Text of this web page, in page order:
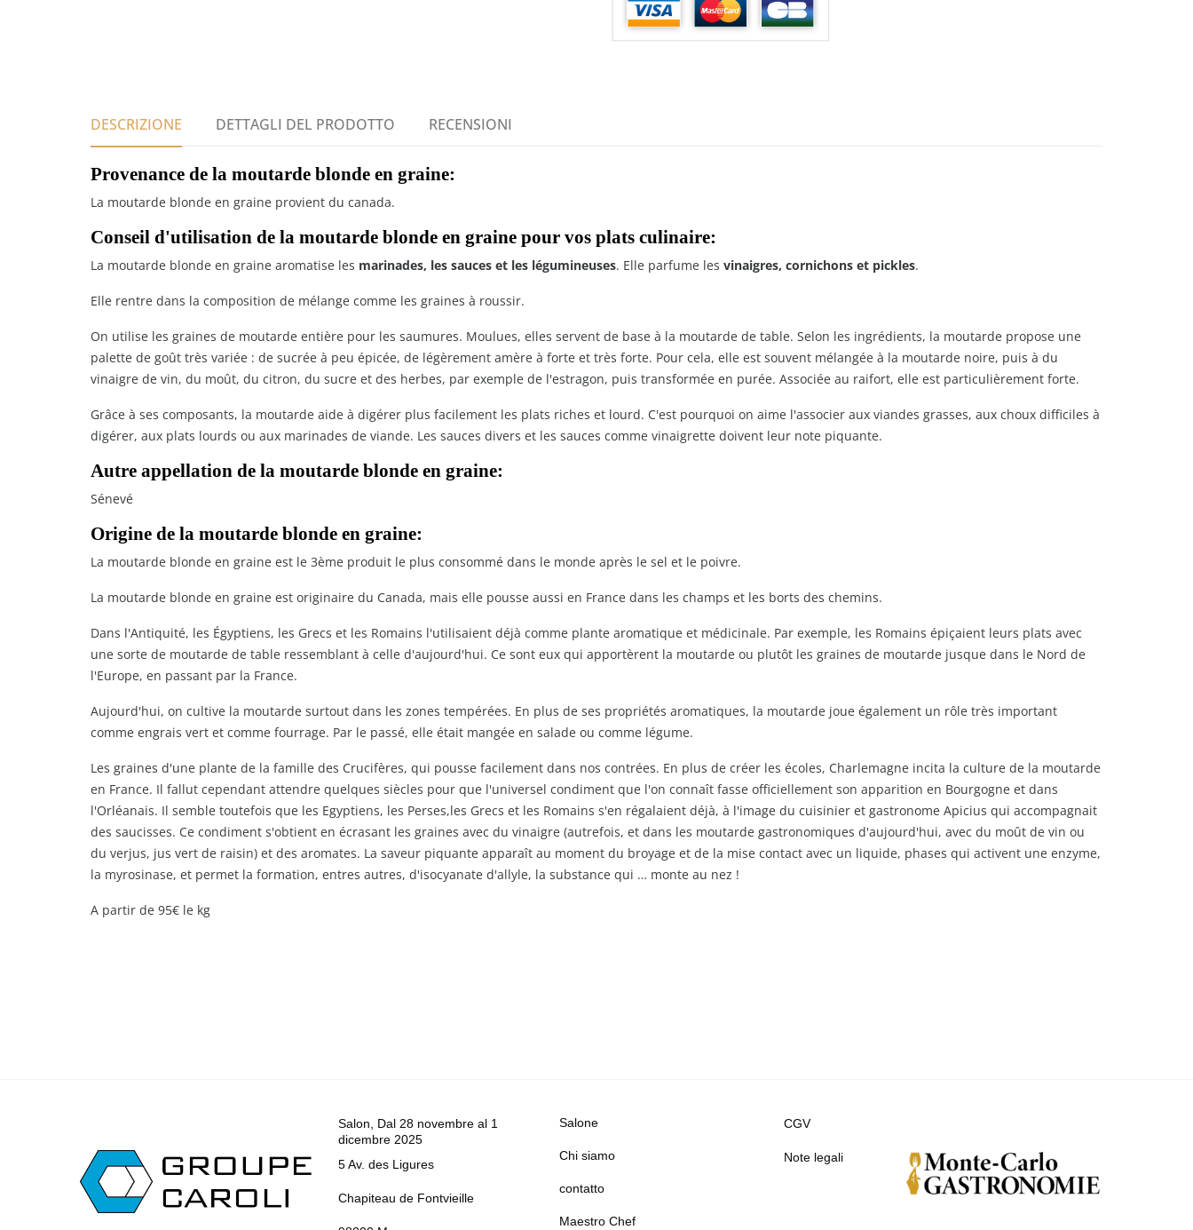
DESCRIZIONE DETTAGLI DEL PRODOTTO RECENSIONI
Provenance de la moutarde blonde en graine:
La moutarde blonde en graine provient du canada.
Conseil d'utilisation de la moutarde blonde en graine pour vos plats culinaire:
La moutarde blonde en graine aromatise les marinades, les sauces et les légumineuses. Elle parfume les vinaigres, cornichons et pickles.
Elle rentre dans la composition de mélange comme les graines à roussir.
On utilise les graines de moutarde entière pour les saumures. Moulues, elles servent de base à la moutarde de table. Selon les ingrédients, la moutarde propose une
palette de goût très variée : de sucrée à peu épicée, de légèrement amère à forte et très forte. Pour cela, elle est souvent mélangée à la moutarde noire, puis à du
vinaigre de vin, du moût, du citron, du sucre et des herbes, par exemple de l'estragon, puis transformée en purée. Associée au raifort, elle est particulièrement forte.
Grâce à ses composants, la moutarde aide à digérer plus facilement les plats riches et lourd. C'est pourquoi on aime l'associer aux viandes grasses, aux choux difficiles à
digérer, aux plats lourds ou aux marinades de viande. Les sauces divers et les sauces comme vinaigrette doivent leur note piquante.
Autre appellation de la moutarde blonde en graine:
Sénevé
Origine de la moutarde blonde en graine:
La moutarde blonde en graine est le 3ème produit le plus consommé dans le monde après le sel et le poivre.
La moutarde blonde en graine est originaire du Canada, mais elle pousse aussi en France dans les champs et les borts des chemins.
Dans l'Antiquité, les Égyptiens, les Grecs et les Romains l'utilisaient déjà comme plante aromatique et médicinale. Par exemple, les Romains épiçaient leurs plats avec
une sorte de moutarde de table ressemblant à celle d'aujourd'hui. Ce sont eux qui apportèrent la moutarde ou plutôt les graines de moutarde jusque dans le Nord de
l'Europe, en passant par la France.
Aujourd'hui, on cultive la moutarde surtout dans les zones tempérées. En plus de ses propriétés aromatiques, la moutarde joue également un rôle très important
comme engrais vert et comme fourrage. Par le passé, elle était mangée en salade ou comme légume.
Les graines d'une plante de la famille des Crucifères, qui pousse facilement dans nos contrées. En plus de créer les écoles, Charlemagne incita la culture de la moutarde
en France. Il fallut cependant attendre quelques siècles pour que l'universel condiment que l'on connaît fasse officiellement son apparition en Bourgogne et dans
l'Orléanais. Il semble toutefois que les Egyptiens, les Perses,les Grecs et les Romains s'en régalaient déjà, à l'image du cuisinier et gastronome Apicius qui accompagnait
des saucisses. Ce condiment s'obtient en écrasant les graines avec du vinaigre (autrefois, et dans les moutarde gastronomiques d'aujourd'hui, avec du moût de vin ou
du verjus, jus vert de raisin) et des aromates. La saveur piquante apparaît au moment du broyage et de la mise contact avec un liquide, phases qui activent une enzyme,
la myrosinase, et permet la formation, entres autres, d'isocyanate d'allyle, la substance qui … monte au nez !
A partir de 95€ le kg
Salon, Dal 28 novembre al 1
dicembre 2025
5 Av. des Ligures
Chapiteau de Fontvieille
Salone
Chi siamo
contatto
Maestro Chef
CGV
Note legali